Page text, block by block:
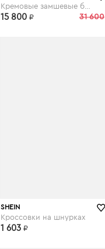
31 600
15 800 ₽
SHEIN
Кроссовки на шнурках
1 603 ₽